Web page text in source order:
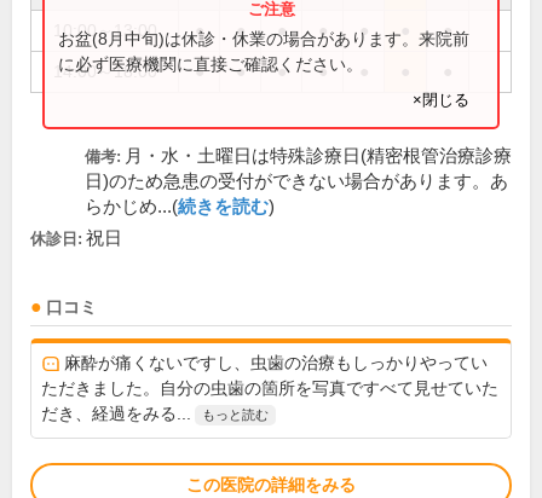
10:00～13:00 ● ● ● ● ● ●
14:00～18:00 ● ● ● ●
お盆(8月中旬)は休診・休業の場合があります。来院前
に必ず医療機関に直接ご確認ください。
×閉じる
備考: 月・水・土曜日は特殊診療日(精密根管治療診療
日)のため急患の受付ができない場合があります。あ
らかじめ...(続きを読む)
休診日: 祝日
口コミ
麻酔が痛くないですし、虫歯の治療もしっかりやってい
ただきました。自分の虫歯の箇所を写真ですべて見せていた
だき、経過をみる...
もっと読む
この医院の詳細をみる